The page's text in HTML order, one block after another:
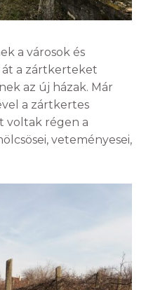
a városok és
a zártkerteket
az új házak. Már
a zártkertes
voltak régen a
veteményesei,